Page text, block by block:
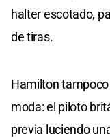
halter escotado,
de tiras.
Hamilton
moda: el piloto
previa luciendo